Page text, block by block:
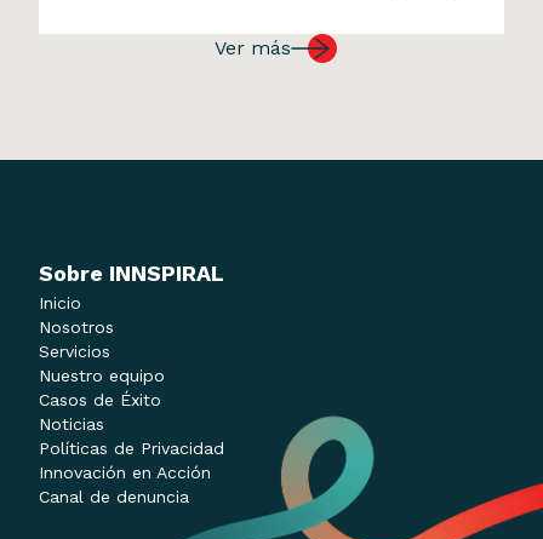
en 2050. Esta realidad tensionará los
Ver más
Sobre INNSPIRAL
Inicio
Nosotros
Servicios
Nuestro equipo
Casos de Éxito
Noticias
Políticas de Privacidad
Innovación en Acción
Canal de denuncia